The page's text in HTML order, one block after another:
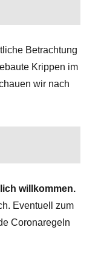
Betrachtung
Krippen im
wir nach
willkommen.
Eventuell zum
Coronaregeln